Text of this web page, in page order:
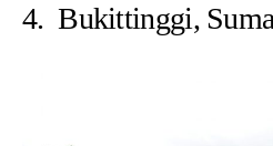
4. Bukittinggi,